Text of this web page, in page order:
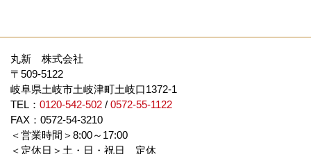
丸新 株式会社
〒509-5122
岐阜県土岐市土岐津町土岐口1372-1
TEL： 0120-542-502 / 0572-55-1122
FAX：0572-54-3210
＜営業時間＞8:00～17:00
＜定休日＞土・日・祝日 定休